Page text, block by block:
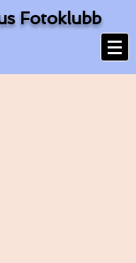
Fotoklubb